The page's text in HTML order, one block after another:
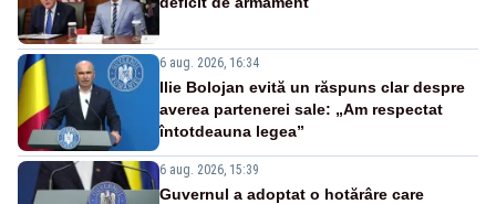
6 aug. 2026, 16:34
Ilie Bolojan evită un răspuns clar despre
averea partenerei sale: „Am respectat
întotdeauna legea”
6 aug. 2026, 15:39
Guvernul a adoptat o hotărâre care